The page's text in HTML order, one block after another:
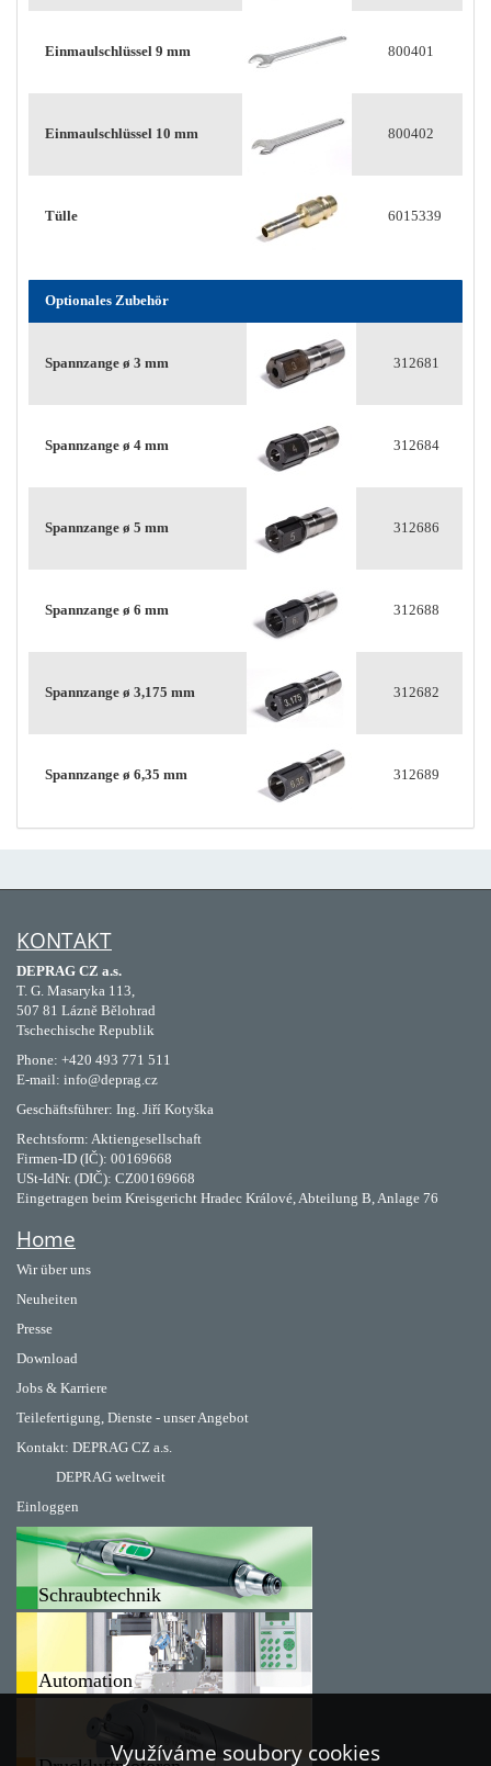
Einmaulschlüssel 9 mm 800401
Einmaulschlüssel 10 mm 800402
Tülle 6015339
Optionales Zubehör
Spannzange ø 3 mm 312681
Spannzange ø 4 mm 312684
Spannzange ø 5 mm 312686
Spannzange ø 6 mm 312688
Spannzange ø 3,175 mm 312682
Spannzange ø 6,35 mm 312689
KONTAKT
DEPRAG CZ a.s.
T. G. Masaryka 113,
507 81 Lázně Bělohrad
Tschechische Republik
Phone: +420 493 771 511
E-mail: info@deprag.cz
Geschäftsführer: Ing. Jiří Kotyška
Rechtsform: Aktiengesellschaft
Firmen-ID (IČ): 00169668
USt-IdNr. (DIČ): CZ00169668
Eingetragen beim Kreisgericht Hradec Králové, Abteilung B, Anlage 76
Home
Wir über uns
Neuheiten
Presse
Download
Jobs & Karriere
Teilefertigung, Dienste - unser Angebot
Kontakt: DEPRAG CZ a.s.
DEPRAG weltweit
Einloggen
Schraubtechnik
Automation
Využíváme soubory cookies